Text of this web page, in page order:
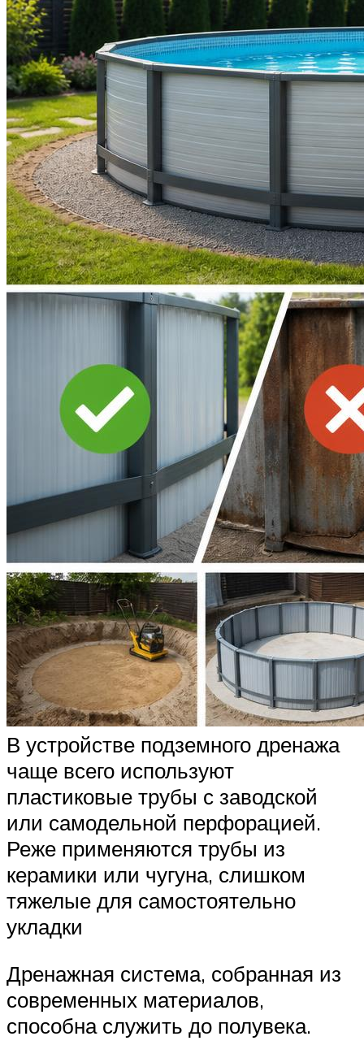
В устройстве подземного дренажа
чаще всего используют
пластиковые трубы с заводской
или самодельной перфорацией.
Реже применяются трубы из
керамики или чугуна, слишком
тяжелые для самостоятельно
укладки
Дренажная система, собранная из
современных материалов,
способна служить до полувека.